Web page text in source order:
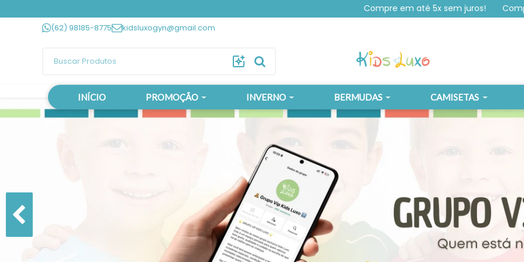
Compre em até 5x sem juros! Compre em
(62) 98185-8775 kidsluxogyn@gmail.com
INÍCIO PROMOÇÃO INVERNO BERMUDAS CAMISETAS